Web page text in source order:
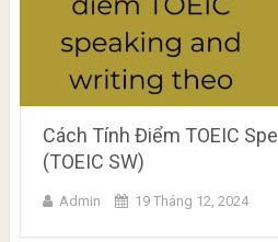
Cách Tính Điểm TOEIC
(TOEIC SW)
Admin 19 Tháng 12, 2024